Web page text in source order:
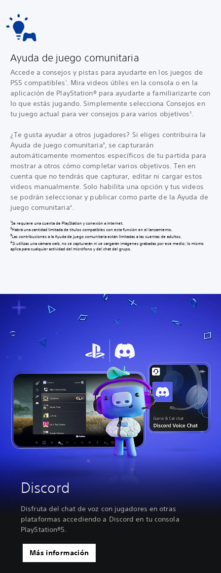
Ayuda de juego comunitaria
Accede a consejos y pistas para ayudarte en los juegos de
PS5 compatibles 1. Mira videos útiles en la consola o en la
aplicación de PlayStation® para ayudarte a familiarizarte con
lo que estás jugando. Simplemente selecciona Consejos en
tu juego actual para ver consejos para varios objetivos 2.
¿Te gusta ayudar a otros jugadores? Si eliges contribuira la
Ayuda de juego comunitaria 3, se capturarán
automáticamente momentos específicos de tu partida para
mostrar a otros cómo completar varios objetivos. Ten en
cuenta que no tendrás que capturar, editar ni cargar estos
videos manualmente. Solo habilita una opción y tus videos
se podrán seleccionar y publicar como parte de la Ayuda de
juego comunitaria 4 .
1Se requiere una cuenta de PlayStation y conexión a internet.
2Habrá una cantidad limitada de títulos compatibles con esta función en el lanzamiento.
3Las contribuciones a la Ayuda de juego comunitaria están limitadas a las cuentas de adultos.
4Si utilizas una cámara web, no se capturarán ni se cargarán imágenes grabadas por ese medio; lo mismo
aplica para cualquier actividad del micrófono y del chat del grupo.
Discord
Disfruta del chat de voz con jugadores en otras
plataformas accediendo a Discord en tu consola
PlayStation®5.
Más información